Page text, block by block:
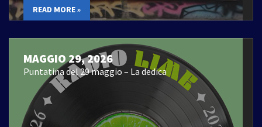
READ MORE »
MAGGIO 29, 2026
Puntatina del 29 maggio – La dedica